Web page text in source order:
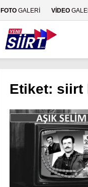
FOTO GALERİ VİDEO
Etiket: siirt